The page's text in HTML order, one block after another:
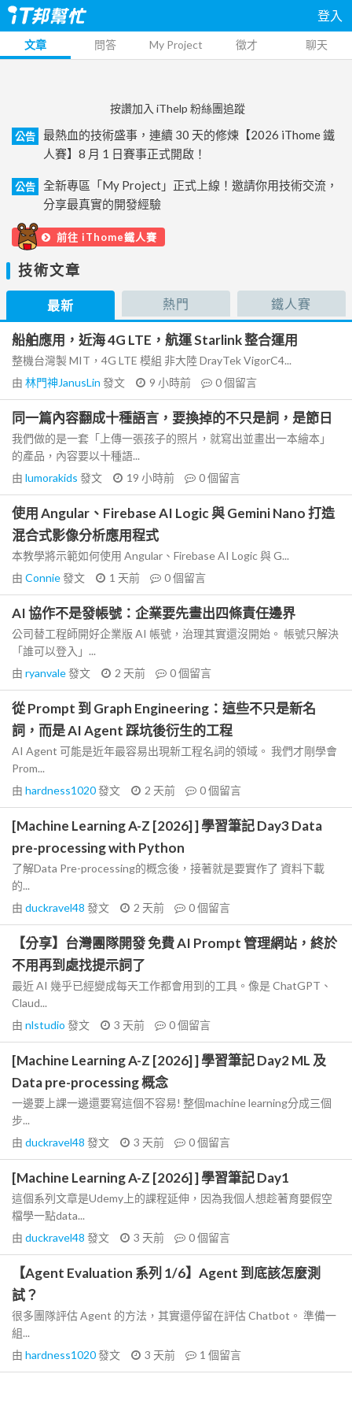
登入
文章 問答 My Project 徵才 聊天
按讚加入 iThelp 粉絲團追蹤
公告
最熱血的技術盛事，連續 30 天的修煉【2026 iThome 鐵
人賽】8 月 1 日賽事正式開啟！
公告
全新專區「My Project」正式上線！邀請你用技術交流，
分享最真實的開發經驗
前往 iThome鐵人賽
技術文章
最新 熱門 鐵人賽
船舶應用，近海 4G LTE，航運 Starlink 整合運用
整機台灣製 MIT，4G LTE 模組 非大陸 DrayTek VigorC4...
由 林門神JanusLin 發文 9 小時前 0個留言
同一篇內容翻成十種語言，要換掉的不只是詞，是節日
我們做的是一套「上傳一張孩子的照片，就寫出並畫出一本繪本」
的產品，內容要以十種語...
由 lumorakids 發文 19 小時前 0個留言
使用 Angular、Firebase AI Logic 與 Gemini Nano 打造
混合式影像分析應用程式
本教學將示範如何使用 Angular、Firebase AI Logic 與 G...
由 Connie發文 1 天前 0個留言
AI 協作不是發帳號：企業要先畫出四條責任邊界
公司替工程師開好企業版 AI 帳號，治理其實還沒開始。 帳號只解決
「誰可以登入」...
由 ryanvale發文 2 天前 0個留言
從 Prompt 到 Graph Engineering：這些不只是新名
詞，而是 AI Agent 踩坑後衍生的工程
AI Agent 可能是近年最容易出現新工程名詞的領域。 我們才剛學會
Prom...
由 hardness1020發文 2 天前 0個留言
[Machine Learning A-Z [2026] ] 學習筆記 Day3 Data
pre-processing with Python
了解Data Pre-processing的概念後，接著就是要實作了 資料下載
的...
由 duckravel48 發文 2 天前 0個留言
【分享】台灣團隊開發 免費 AI Prompt 管理網站，終於
不用再到處找提示詞了
最近 AI 幾乎已經變成每天工作都會用到的工具。像是 ChatGPT、
Claud...
由 nlstudio 發文 3 天前 0個留言
[Machine Learning A-Z [2026] ] 學習筆記 Day2 ML 及
Data pre-processing 概念
一邊要上課一邊還要寫這個不容易! 整個machine learning分成三個
步...
由 duckravel48 發文 3 天前 0個留言
[Machine Learning A-Z [2026] ] 學習筆記 Day1
這個系列文章是Udemy上的課程延伸，因為我個人想趁著育嬰假空
檔學一點data...
由 duckravel48 發文 3 天前 0個留言
【Agent Evaluation 系列 1/6】Agent 到底該怎麼測
試？
很多團隊評估 Agent 的方法，其實還停留在評估 Chatbot。 準備一
組...
由 hardness1020發文 3 天前 1 個留言